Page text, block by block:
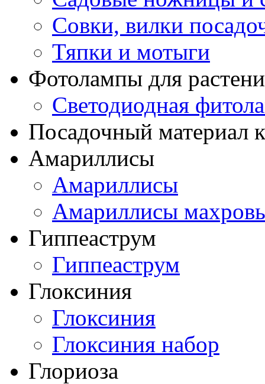
Совки, вилки
Тяпки и мотыги
Фотолампы для
Светодиодная
Посадочный материал
Амариллисы
Амариллисы
Амариллисы
Гиппеаструм
Гиппеаструм
Глоксиния
Глоксиния
Глоксиния набор
Глориоза